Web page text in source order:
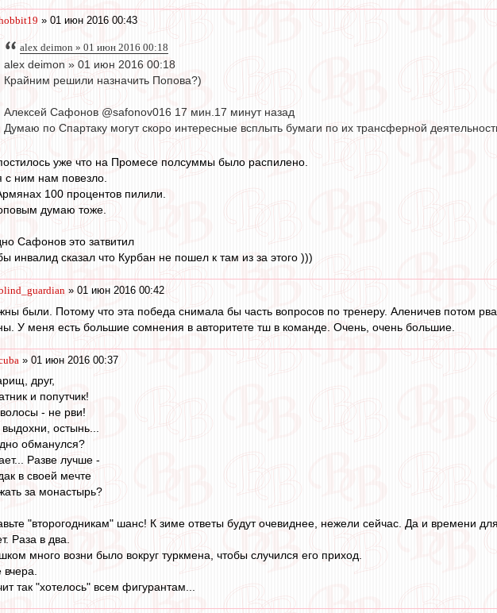
» 01 июн 2016 00:43
alex deimon » 01 июн 2016 00:18
alex deimon » 01 июн 2016 00:18
Крайним решили назначить Попова?)
Алексей Сафонов ‏@safonov016 17 мин.17 минут назад
Думаю по Спартаку могут скоро интересные всплыть бумаги по их трансферной
уже что на Промесе полсуммы было распилено.
с ним нам повезло.
100 процентов пилили.
думаю тоже.
Сафонов это затвитил
инвалид сказал что Курбан не пошел к там из за этого )))
» 01 июн 2016 00:42
были. Потому что эта победа снимала бы часть вопросов по тренеру. Аленичев потом
У меня есть большие сомнения в авторитете тш в команде. Очень, очень большие.
» 01 июн 2016 00:37
друг,
и попутчик!
- не рви!
остынь...
обманулся?
Разве лучше -
в своей мечте
за монастырь?
"второгодникам" шанс! К зиме ответы будут очевиднее, нежели сейчас. Да и времени
Раза в два.
много возни было вокруг туркмена, чтобы случился его приход.
вчера.
так "хотелось" всем фигурантам...